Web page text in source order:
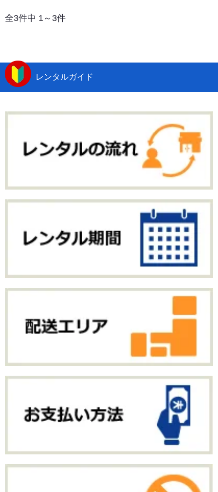
全3件中 1～3件
レンタルガイド